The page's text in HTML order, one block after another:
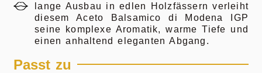
lange Ausbau in edlen Holzfässern verleiht
diesem Aceto Balsamico di Modena IGP
seine komplexe Aromatik, warme Tiefe und
einen anhaltend eleganten Abgang.
Passt zu